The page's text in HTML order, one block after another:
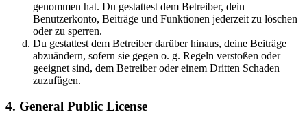
genommen hat. Du gestattest dem Betreiber, dein
Benutzerkonto, Beiträge und Funktionen jederzeit zu löschen
oder zu sperren.
Du gestattest dem Betreiber darüber hinaus, deine Beiträge
abzuändern, sofern sie gegen o. g. Regeln verstoßen oder
geeignet sind, dem Betreiber oder einem Dritten Schaden
zuzufügen.
4. General Public License